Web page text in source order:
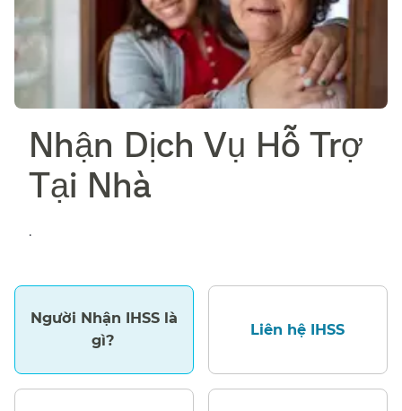
Nhận Dịch Vụ Hỗ Trợ
Tại Nhà​​
.
Người Nhận IHSS là
gì?​​
Liên hệ IHSS​​